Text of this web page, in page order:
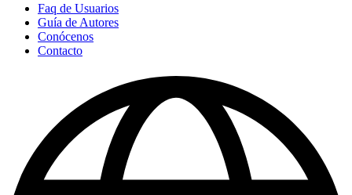
Faq de Usuarios
Guía de Autores
Conócenos
Contacto